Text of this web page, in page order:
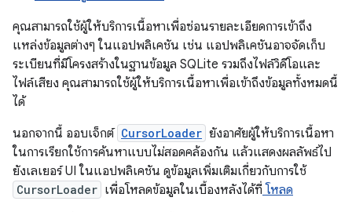
คุณสามารถใช้ผู้ให้บริการเนื้อหาเพื่อซ่อนรายละเอียดการเข้าถึง
แหล่งข้อมูลต่างๆ ในแอปพลิเคชัน เช่น แอปพลิเคชันอาจจัดเก็บ
ระเบียนที่มีโครงสร้างในฐานข้อมูล SQLite รวมถึงไฟล์วิดีโอและ
ไฟล์เสียง คุณสามารถใช้ผู้ให้บริการเนื้อหาเพื่อเข้าถึงข้อมูลทั้งหมดนี้
ได้
นอกจากนี้ ออบเจ็กต์ CursorLoader ยังอาศัยผู้ให้บริการเนื้อหา
ในการเรียกใช้การค้นหาแบบไม่สอดคล้องกัน แล้วแสดงผลลัพธ์ไป
ยังเลเยอร์ UI ในแอปพลิเคชัน ดูข้อมูลเพิ่มเติมเกี่ยวกับการใช้
CursorLoader เพื่อโหลดข้อมูลในเบื้องหลังได้ที่โหลด